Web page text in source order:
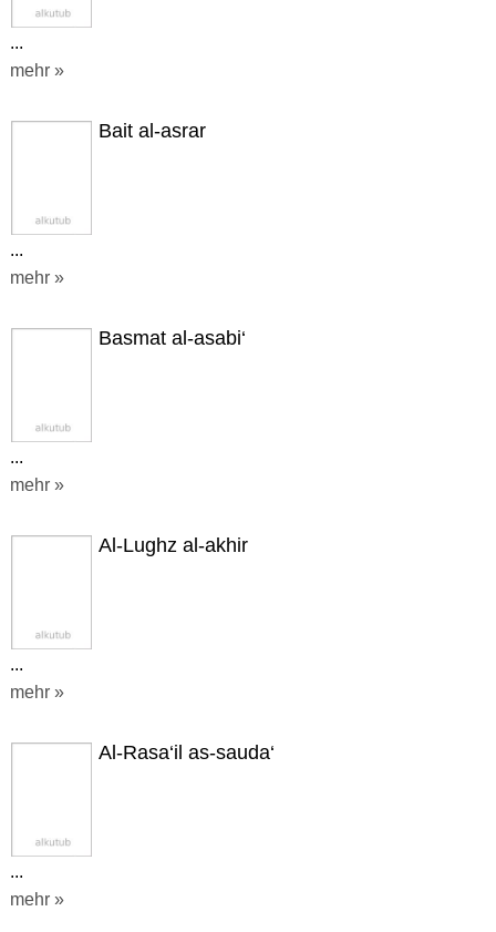
...
mehr »
Bait al-asrar
...
mehr »
Basmat al-asabi‘
...
mehr »
Al-Lughz al-akhir
...
mehr »
Al-Rasa‘il as-sauda‘
...
mehr »